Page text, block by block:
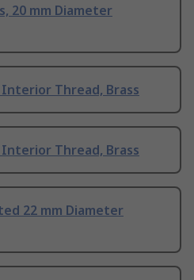
20 mm Diameter
Thread, Brass
Thread, Brass
22 mm Diameter